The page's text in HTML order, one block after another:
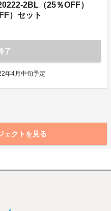
2BL（25％OFF）
）セット
了
年4月中旬予定
ェクトを見る